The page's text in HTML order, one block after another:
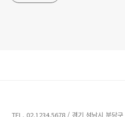
TEL. 02.1234.5678 / 경기 성남시 분당구